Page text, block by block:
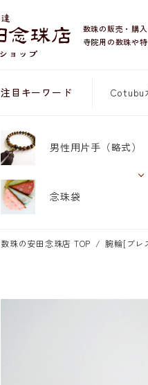
数珠の販売・購
寺院用の数珠や
注目キーワード Cotubu
男性用片手 （略式）
念珠袋
数珠の安田念珠店 TOP 腕輪[ブレ